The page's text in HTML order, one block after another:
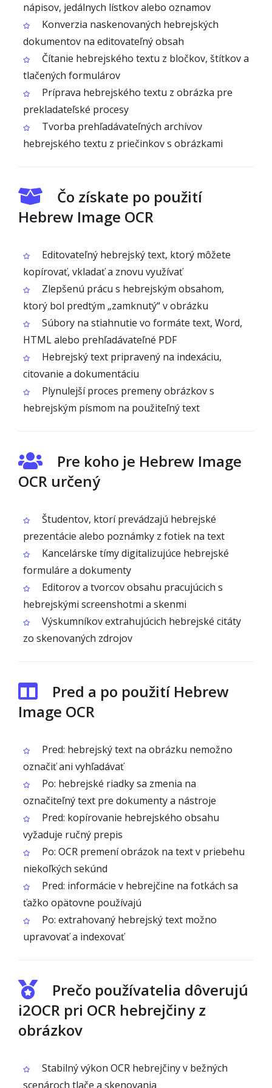
nápisov, jedálnych lístkov alebo oznamov
Konverzia naskenovaných hebrejských
dokumentov na editovateľný obsah
Čítanie hebrejského textu z bločkov, štítkov a
tlačených formulárov
Príprava hebrejského textu z obrázka pre
prekladateľské procesy
Tvorba prehľadávateľných archívov
hebrejského textu z priečinkov s obrázkami
Čo získate po použití
Hebrew Image OCR
Editovateľný hebrejský text, ktorý môžete
kopírovať, vkladať a znovu využívať
Zlepšenú prácu s hebrejským obsahom,
ktorý bol predtým „zamknutý“ v obrázku
Súbory na stiahnutie vo formáte text, Word,
HTML alebo prehľadávateľné PDF
Hebrejský text pripravený na indexáciu,
citovanie a dokumentáciu
Plynulejší proces premeny obrázkov s
hebrejským písmom na použiteľný text
Pre koho je Hebrew Image
OCR určený
Študentov, ktorí prevádzajú hebrejské
prezentácie alebo poznámky z fotiek na text
Kancelárske tímy digitalizujúce hebrejské
formuláre a dokumenty
Editorov a tvorcov obsahu pracujúcich s
hebrejskými screenshotmi a skenmi
Výskumníkov extrahujúcich hebrejské citáty
zo skenovaných zdrojov
Pred a po použití Hebrew
Image OCR
Pred: hebrejský text na obrázku nemožno
označiť ani vyhľadávať
Po: hebrejské riadky sa zmenia na
označiteľný text pre dokumenty a nástroje
Pred: kopírovanie hebrejského obsahu
vyžaduje ručný prepis
Po: OCR premení obrázok na text v priebehu
niekoľkých sekúnd
Pred: informácie v hebrejčine na fotkách sa
ťažko opätovne používajú
Po: extrahovaný hebrejský text možno
upravovať a indexovať
Prečo používatelia dôverujú
i2OCR pri OCR hebrejčiny z
obrázkov
Stabilný výkon OCR hebrejčiny v bežných
scenároch tlače a skenovania